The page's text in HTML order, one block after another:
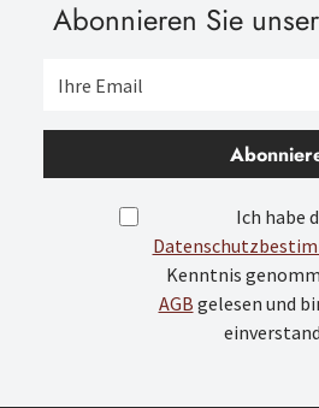
Abonnieren Sie
Ich habe
Kenntnis
AGB gelesen und